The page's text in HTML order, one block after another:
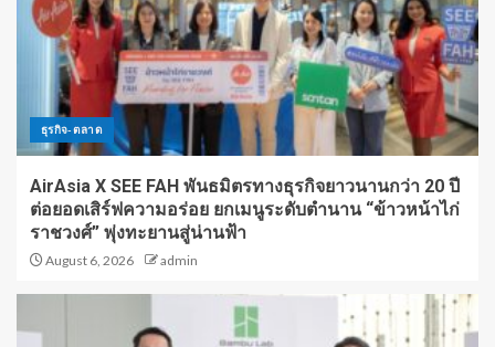
ธุรกิจ-ตลาด
AirAsia X SEE FAH พันธมิตรทางธุรกิจยาวนานกว่า 20 ปี
ต่อยอดเสิร์ฟความอร่อย ยกเมนูระดับตำนาน “ข้าวหน้าไก่
ราชวงศ์” พุ่งทะยานสู่น่านฟ้า
August 6, 2026 admin